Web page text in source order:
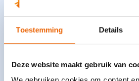
Toestemming Details
Deze website maakt gebruik van